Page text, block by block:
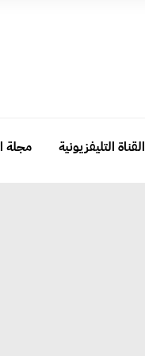
القناة التليفزيونية مجلة